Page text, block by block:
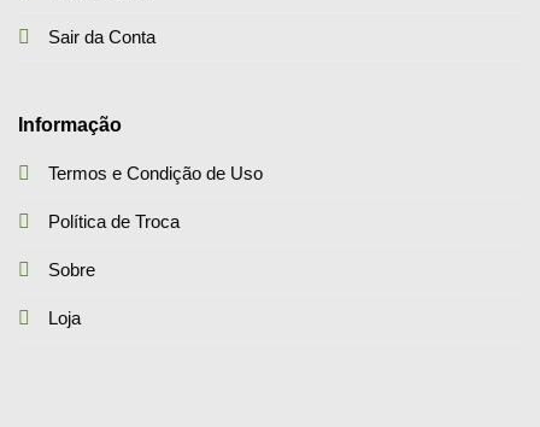
Sair da Conta
Informação
Termos e Condição de Uso
Política de Troca
Sobre
Loja